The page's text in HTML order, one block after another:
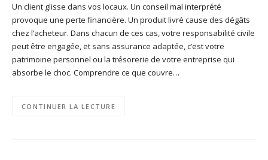
Un client glisse dans vos locaux. Un conseil mal interprété
provoque une perte financière. Un produit livré cause des dégâts
chez l’acheteur. Dans chacun de ces cas, votre responsabilité civile
peut être engagée, et sans assurance adaptée, c’est votre
patrimoine personnel ou la trésorerie de votre entreprise qui
absorbe le choc. Comprendre ce que couvre…
CONTINUER LA LECTURE